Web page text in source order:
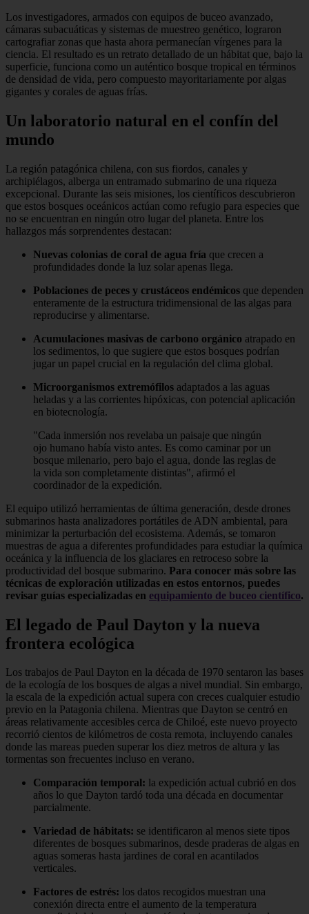
Los investigadores, armados con equipos de buceo avanzado,
cámaras subacuáticas y sistemas de muestreo genético, lograron
cartografiar zonas que hasta ahora permanecían vírgenes para la
ciencia. El resultado es un retrato detallado de un hábitat que, bajo la
superficie, funciona como un auténtico bosque tropical en términos
de densidad de vida, pero compuesto mayoritariamente por algas
gigantes y corales de aguas frías.
Un laboratorio natural en el confín del
mundo
La región patagónica chilena, con sus fiordos, canales y
archipiélagos, alberga un entramado submarino de una riqueza
excepcional. Durante las seis misiones, los científicos descubrieron
que estos bosques oceánicos actúan como refugio para especies que
no se encuentran en ningún otro lugar del planeta. Entre los
hallazgos más sorprendentes destacan:
Nuevas colonias de coral de agua fría que crecen a
profundidades donde la luz solar apenas llega.
Poblaciones de peces y crustáceos endémicos que dependen
enteramente de la estructura tridimensional de las algas para
reproducirse y alimentarse.
Acumulaciones masivas de carbono orgánico atrapado en
los sedimentos, lo que sugiere que estos bosques podrían
jugar un papel crucial en la regulación del clima global.
Microorganismos extremófilos adaptados a las aguas
heladas y a las corrientes hipóxicas, con potencial aplicación
en biotecnología.
"Cada inmersión nos revelaba un paisaje que ningún
ojo humano había visto antes. Es como caminar por un
bosque milenario, pero bajo el agua, donde las reglas de
la vida son completamente distintas", afirmó el
coordinador de la expedición.
El equipo utilizó herramientas de última generación, desde drones
submarinos hasta analizadores portátiles de ADN ambiental, para
minimizar la perturbación del ecosistema. Además, se tomaron
muestras de agua a diferentes profundidades para estudiar la química
oceánica y la influencia de los glaciares en retroceso sobre la
productividad del bosque submarino. Para conocer más sobre las
técnicas de exploración utilizadas en estos entornos, puedes
revisar guías especializadas en equipamiento de buceo científico.
El legado de Paul Dayton y la nueva
frontera ecológica
Los trabajos de Paul Dayton en la década de 1970 sentaron las bases
de la ecología de los bosques de algas a nivel mundial. Sin embargo,
la escala de la expedición actual supera con creces cualquier estudio
previo en la Patagonia chilena. Mientras que Dayton se centró en
áreas relativamente accesibles cerca de Chiloé, este nuevo proyecto
recorrió cientos de kilómetros de costa remota, incluyendo canales
donde las mareas pueden superar los diez metros de altura y las
tormentas son frecuentes incluso en verano.
Comparación temporal: la expedición actual cubrió en dos
años lo que Dayton tardó toda una década en documentar
parcialmente.
Variedad de hábitats: se identificaron al menos siete tipos
diferentes de bosques submarinos, desde praderas de algas en
aguas someras hasta jardines de coral en acantilados
verticales.
Factores de estrés: los datos recogidos muestran una
conexión directa entre el aumento de la temperatura